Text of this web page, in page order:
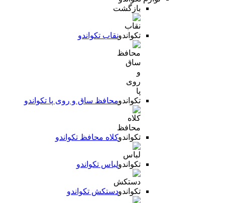
بازگشت
نقاب تکواندو
محافظ ساق و روی پا تکواندو
کلاه محافظ تکواندو
لباس تکواندو
دستکش تکواندو